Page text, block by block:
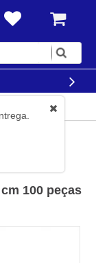
100 peças